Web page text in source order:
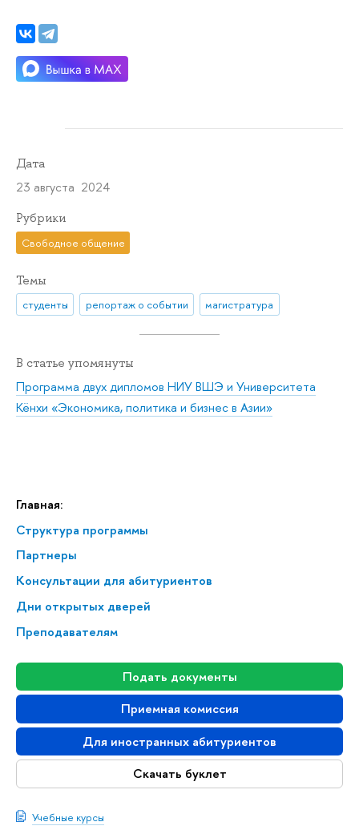
Главная:
Структура программы
Партнеры
Консультации для абитуриентов
Дни открытых дверей
Преподавателям
Подать документы
Приемная комиссия
Для иностранных абитуриентов
Скачать буклет
Учебные курсы
Дата
23 августа 2024
Рубрики
Свободное общение
Темы
студенты репортаж о событии магистратура
В статье упомянуты
Программа двух дипломов НИУ ВШЭ и Университета
Кёнхи «Экономика, политика и бизнес в Азии»